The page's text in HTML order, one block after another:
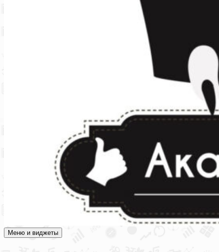
Академия СОВА
Подготовка к ЕГЭ, ОГЭ, ВПР, МЦКО, СтатГрад, КДР, ВОШ,
Меню и виджеты